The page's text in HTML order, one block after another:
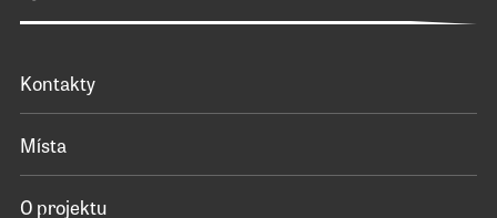
Kontakty
Místa
O projektu